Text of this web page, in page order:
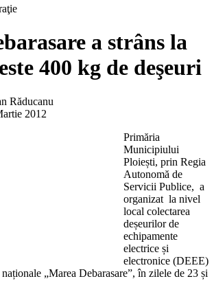
a strâns la
400 kg de deşeuri
Răducanu
2012
Primăria
Municipiului
Ploiești, prin Regia
Autonomă de
Servicii Publice, a
organizat la nivel
local colectarea
deșeurilor de
echipamente
electrice și
electronice (DEEE)
„Marea Debarasare”, în zilele de 23 și